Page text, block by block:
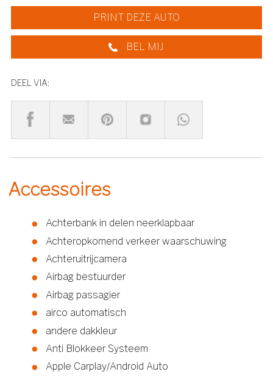
PRINT DEZE AUTO
BEL MIJ
DEEL VIA:
Accessoires
Achterbank in delen neerklapbaar
Achteropkomend verkeer waarschuwing
Achteruitrijcamera
Airbag bestuurder
Airbag passagier
airco automatisch
andere dakkleur
Anti Blokkeer Systeem
Apple Carplay/Android Auto